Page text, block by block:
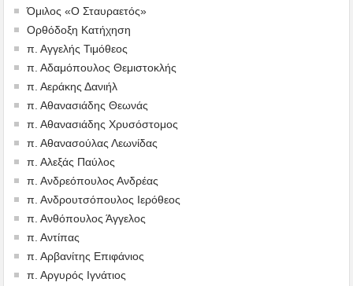
Όμιλος «Ο Σταυραετός»
Ορθόδοξη Κατήχηση
π. Αγγελής Τιμόθεος
π. Αδαμόπουλος Θεμιστοκλής
π. Αεράκης Δανιήλ
π. Αθανασιάδης Θεωνάς
π. Αθανασιάδης Χρυσόστομος
π. Αθανασούλας Λεωνίδας
π. Αλεξάς Παύλος
π. Ανδρεόπουλος Ανδρέας
π. Ανδρουτσόπουλος Ιερόθεος
π. Ανθόπουλος Άγγελος
π. Αντίπας
π. Αρβανίτης Επιφάνιος
π. Αργυρός Ιγνάτιος